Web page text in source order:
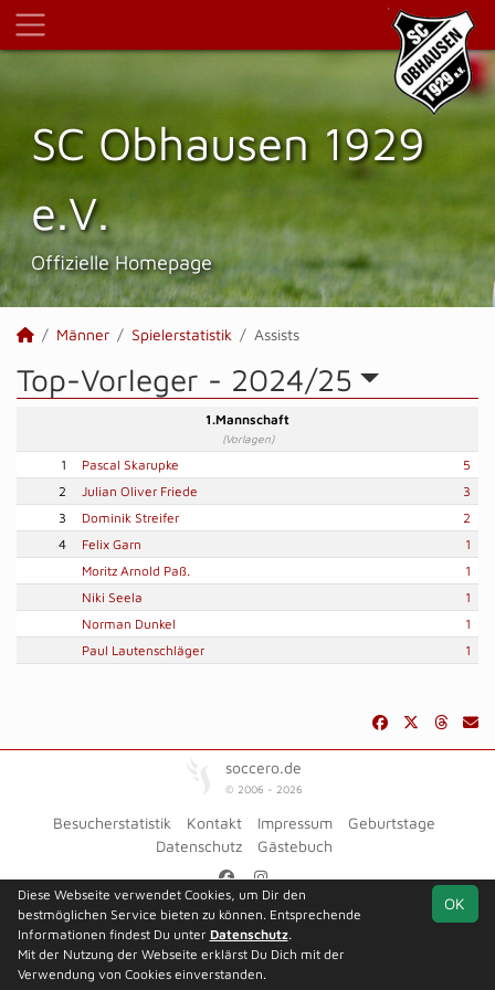
SC Obhausen 1929
e.V.
Offizielle Homepage
Männer Spielerstatistik Assists
Top-Vorleger - 2024/25
1.Mannschaft
(Vorlagen)
1 Pascal Skarupke
5
2
Julian Oliver Friede
3
3
Dominik Streifer
2
4
Felix Garn
1
Moritz Arnold Paß.
1
Niki Seela
1
Norman Dunkel
1
Paul Lautenschläger
1
soccero.de
© 2006 - 2026
Besucherstatistik Kontakt Impressum
Geburtstage
Datenschutz
Gästebuch
OK
Diese Webseite verwendet Cookies, um Dir den
bestmöglichen Service bieten zu können. Entsprechende
Informationen findest Du unter Datenschutz.
Mit der Nutzung der Webseite erklärst Du Dich mit der
Verwendung von Cookies einverstanden.